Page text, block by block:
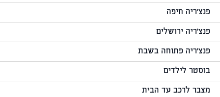
פנצ'ריה חיפה
פנצ'ריה ירושלים
פנצ'ריה פתוחה בשבת
בוסטר לילדים
מצבר לרכב עד הבית